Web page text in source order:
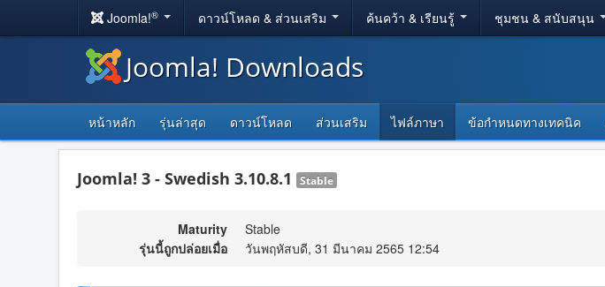
Joomla!® ดาวน์โหลด & ส่วนเสริม ค้นคว้า & เรียนรู้ ชุมชน & สนับสนุน
Joomla! Downloads
หน้าหลัก รุ่นล่าสุด ดาวน์โหลด ส่วนเสริม ไฟล์ภาษา ข้อกำหนดทางเทคนิค
Joomla! 3 - Swedish 3.10.8.1 Stable
Maturity
Stable
รุ่นนี้ถูกปล่อยเมื่อ
วันพฤหัสบดี, 31 มีนาคม 2565 12:54